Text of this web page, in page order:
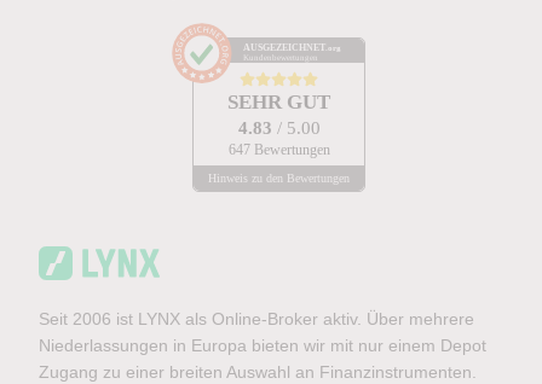
AUSGEZEICHNET .org
Kundenbewertungen
SEHR GUT
4.83 / 5.00
647 Bewertungen
Hinweis zu den Bewertungen
Seit 2006 ist LYNX als Online-Broker aktiv. Über mehrere
Niederlassungen in Europa bieten wir mit nur einem Depot
Zugang zu einer breiten Auswahl an Finanzinstrumenten.